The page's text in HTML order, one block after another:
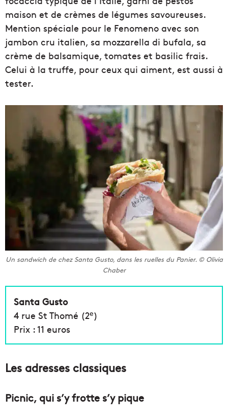
maison et de crèmes de légumes savoureuses.
Mention spéciale pour le Fenomeno avec son
jambon cru italien, sa mozzarella di bufala, sa
crème de balsamique, tomates et basilic frais.
Celui à la truffe, pour ceux qui aiment, est aussi à
tester.
Un sandwich de chez Santa Gusto, dans les ruelles du Panier. © Olivia
Chaber
Santa Gusto
4 rue St Thomé (2e)
Prix : 11 euros
Les adresses classiques
Picnic, qui s’y frotte s’y pique